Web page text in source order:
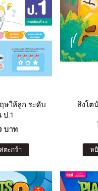
ษให้ลูก ระดับ
ป.1
บาท
ตะกร้า
สิงโต
ห